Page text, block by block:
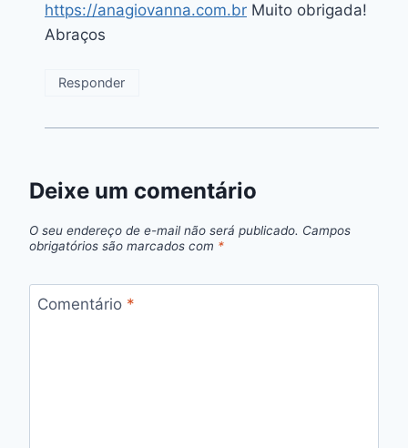
https://anagiovanna.com.br Muito obrigada!
Abraços
Responder
Deixe um comentário
O seu endereço de e-mail não será publicado. Campos
obrigatórios são marcados com *
Comentário *